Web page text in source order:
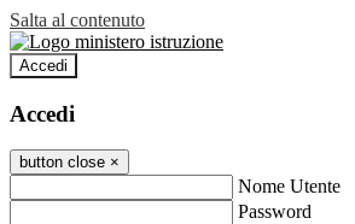
Salta al contenuto
Accedi
Accedi
button close ×
Nome Utente
Password